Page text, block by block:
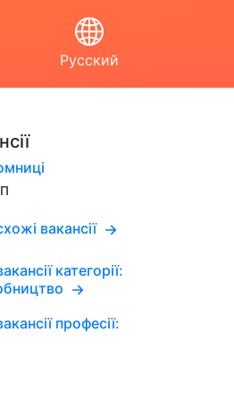
Русский
вакансії
категорії:
професії: